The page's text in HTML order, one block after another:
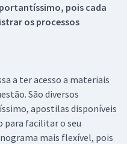
pois cada
os processos
a ter acesso a materiais
São diversos
apostilas disponíveis
para facilitar o seu
mais flexível, pois